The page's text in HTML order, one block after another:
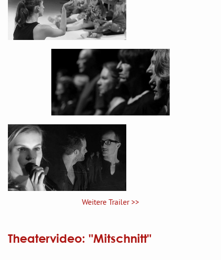
Weitere Trailer >>
Theatervideo: "Mitschnitt"